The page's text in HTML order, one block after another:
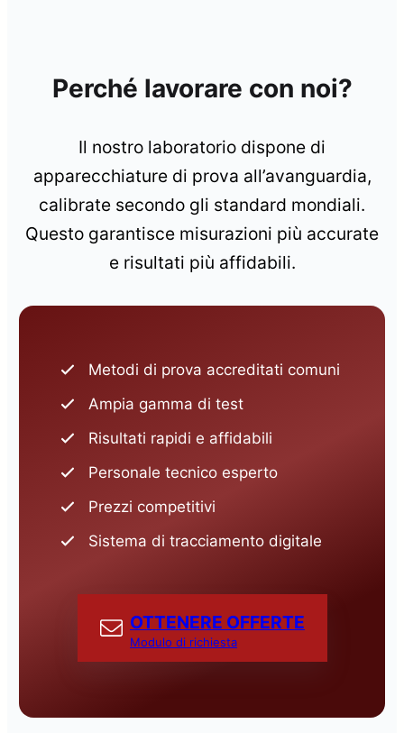
Perché lavorare con noi?
Il nostro laboratorio dispone di
apparecchiature di prova all’avanguardia,
calibrate secondo gli standard mondiali.
Questo garantisce misurazioni più accurate
e risultati più affidabili.
Metodi di prova accreditati comuni
Ampia gamma di test
Risultati rapidi e affidabili
Personale tecnico esperto
Prezzi competitivi
Sistema di tracciamento digitale
OTTENERE OFFERTE
Modulo di richiesta